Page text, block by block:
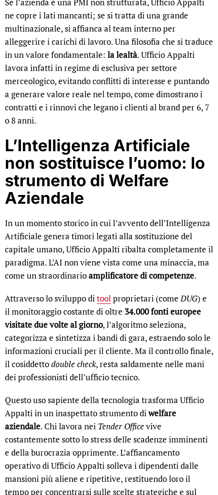
Se l’azienda è una PMI non strutturata, Ufficio Appalti
ne copre i lati mancanti; se si tratta di una grande
multinazionale, si affianca al team interno per
alleggerire i carichi di lavoro. Una filosofia che si traduce
in un valore fondamentale: la lealtà. Ufficio Appalti
lavora infatti in regime di esclusiva per settore
merceologico, evitando conflitti di interesse e puntando
a generare valore reale nel tempo, come dimostrano i
contratti e i rinnovi che legano i clienti al brand per 6, 7
o 8 anni.
L’Intelligenza Artificiale
non sostituisce l’uomo: lo
strumento di Welfare
Aziendale
In un momento storico in cui l’avvento dell’Intelligenza
Artificiale genera timori legati alla sostituzione del
capitale umano, Ufficio Appalti ribalta completamente il
paradigma. L’AI non viene vista come una minaccia, ma
come un straordinarioamplificatore di competenze.
Attraverso lo sviluppo ditoolproprietari (comeDUG) e
il monitoraggio costante di oltre 34.000 fonti europee
visitate due volte al giorno, l’algoritmo seleziona,
categorizza e sintetizza i bandi di gara, estraendo solo le
informazioni cruciali per il cliente. Ma il controllo finale,
il cosiddettodouble check, resta saldamente nelle mani
dei professionisti dell’ufficio tecnico.
Questo uso sapiente della tecnologia trasforma Ufficio
Appalti in un inaspettato strumento diwelfare
aziendale. Chi lavora nei Tender Officevive
costantemente sotto lo stress delle scadenze imminenti
e della burocrazia opprimente. L’affiancamento
operativo di Ufficio Appalti solleva i dipendenti dalle
mansioni più aliene e ripetitive, restituendo loro il
tempo per concentrarsi sulle scelte strategiche e sul